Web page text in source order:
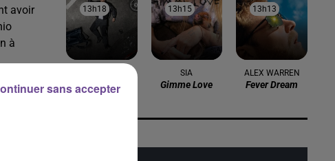
avoir
à
Le
Une
13h18
13h18
Crash
13h15
13h15
SIA
Gimme Love
13h13
13h13
ALEX WARREN
Fever Dream
sans accepter